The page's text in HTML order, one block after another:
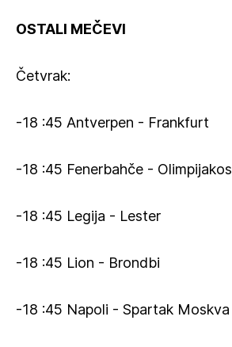
OSTALI MEČEVI
Četvrak:
-18 :45 Antverpen - Frankfurt
-18 :45 Fenerbahče - Olimpijakos
-18 :45 Legija - Lester
-18 :45 Lion - Brondbi
-18 :45 Napoli - Spartak Moskva